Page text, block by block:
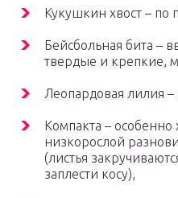
Кукушкин хвост – по
Бейсбольная бита –
твердые и крепкие,
Леопардовая лилия –
Компакта – особенно
низкорослой
(листья
заплести косу),